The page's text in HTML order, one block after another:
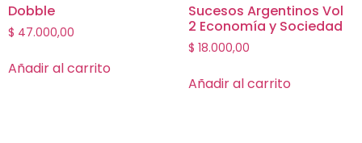
Dobble
$ 47.000,00
Añadir al carrito
Sucesos Argentinos Vol
2 Economía y Sociedad
$ 18.000,00
Añadir al carrito